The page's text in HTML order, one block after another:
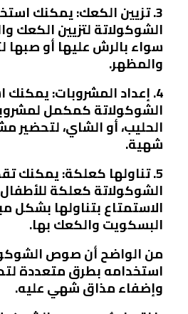
3. تزيين الكعك: يمكنك
الشوكولاتة لتزيين الكعك
سواء بالرش عليها أو صبها
والمظهر.
4. إعداد المشروبات:
الشوكولاتة كمكمل
الحليب، أو الشاي، لتحضير
شهية.
5. تناولها كعلكة: يمكنك
الشوكولاتة كعلكة
الاستمتاع بتناولها بشكل
البسكويت والكعك بها.
من الواضح أن صوص
استخدامه بطرق متعددة
وإضفاء مذاق شهي عليه.